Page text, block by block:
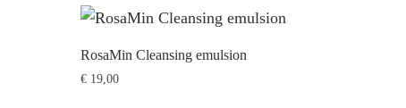
RosaMin Cleansing emulsion
€ 19,00